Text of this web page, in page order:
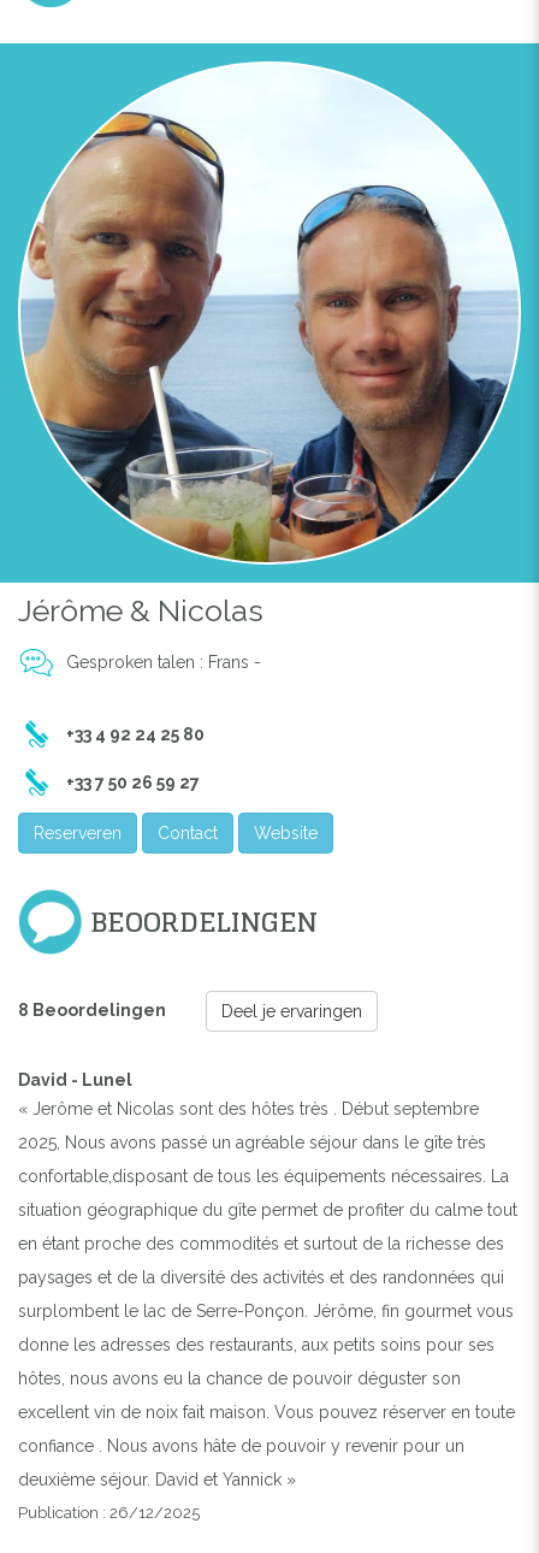
LE CHALET
Jérôme & Nicolas
Gesproken talen : Frans -
+33 4 92 24 25 80
+33 7 50 26 59 27
Reserveren Contact Website
BEOORDELINGEN
8 Beoordelingen Deel je ervaringen
David - Lunel
« Jerôme et Nicolas sont des hôtes très . Début septembre
2025, Nous avons passé un agréable séjour dans le gîte très
confortable,disposant de tous les équipements nécessaires. La
situation géographique du gîte permet de profiter du calme tout
en étant proche des commodités et surtout de la richesse des
paysages et de la diversité des activités et des randonnées qui
surplombent le lac de Serre-Ponçon. Jérôme, fin gourmet vous
donne les adresses des restaurants, aux petits soins pour ses
hôtes, nous avons eu la chance de pouvoir déguster son
excellent vin de noix fait maison. Vous pouvez réserver en toute
confiance . Nous avons hâte de pouvoir y revenir pour un
deuxième séjour. David et Yannick »
Publication : 26/12/2025